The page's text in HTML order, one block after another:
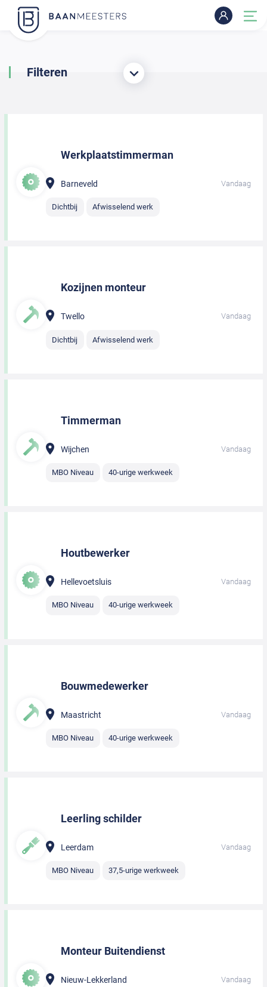
Filteren
Werkplaatstimmerman
Barneveld Vandaag
Dichtbij Afwisselend werk
Kozijnen monteur
Twello Vandaag
Dichtbij Afwisselend werk
Timmerman
Wijchen Vandaag
MBO Niveau 40-urige werkweek
Houtbewerker
Hellevoetsluis Vandaag
MBO Niveau 40-urige werkweek
Bouwmedewerker
Maastricht Vandaag
MBO Niveau 40-urige werkweek
Leerling schilder
Leerdam Vandaag
MBO Niveau 37,5-urige werkweek
Monteur Buitendienst
Nieuw-Lekkerland Vandaag